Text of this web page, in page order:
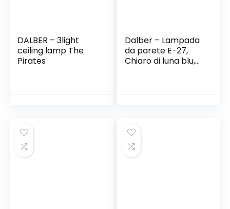
DALBER – 3light
ceiling lamp The
Pirates
Dalber – Lampada
da parete E-27,
Chiaro di luna blu,